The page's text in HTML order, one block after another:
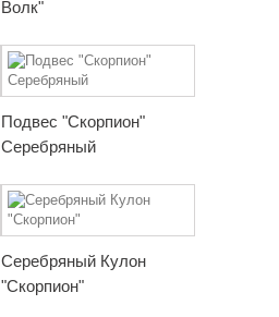
Волк"
Подвес "Скорпион"
Серебряный
Серебряный Кулон
"Скорпион"